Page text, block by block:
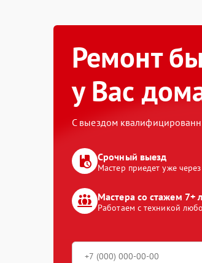
Ремонт
у Вас
С выездом
Срочный выезд
Мастер приедет уже
Мастера со стажем 7+
Работаем с техникой